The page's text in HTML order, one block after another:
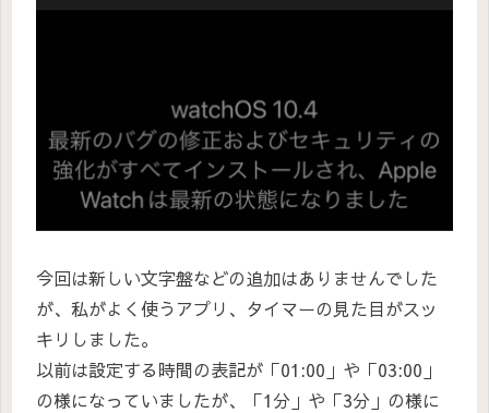
今回は新しい文字盤などの追加はありませんでした
が、私がよく使うアプリ、タイマーの見た目がスッ
キリしました。
以前は設定する時間の表記が「01:00」や「03:00」
の様になっていましたが、「1分」や「3分」の様に